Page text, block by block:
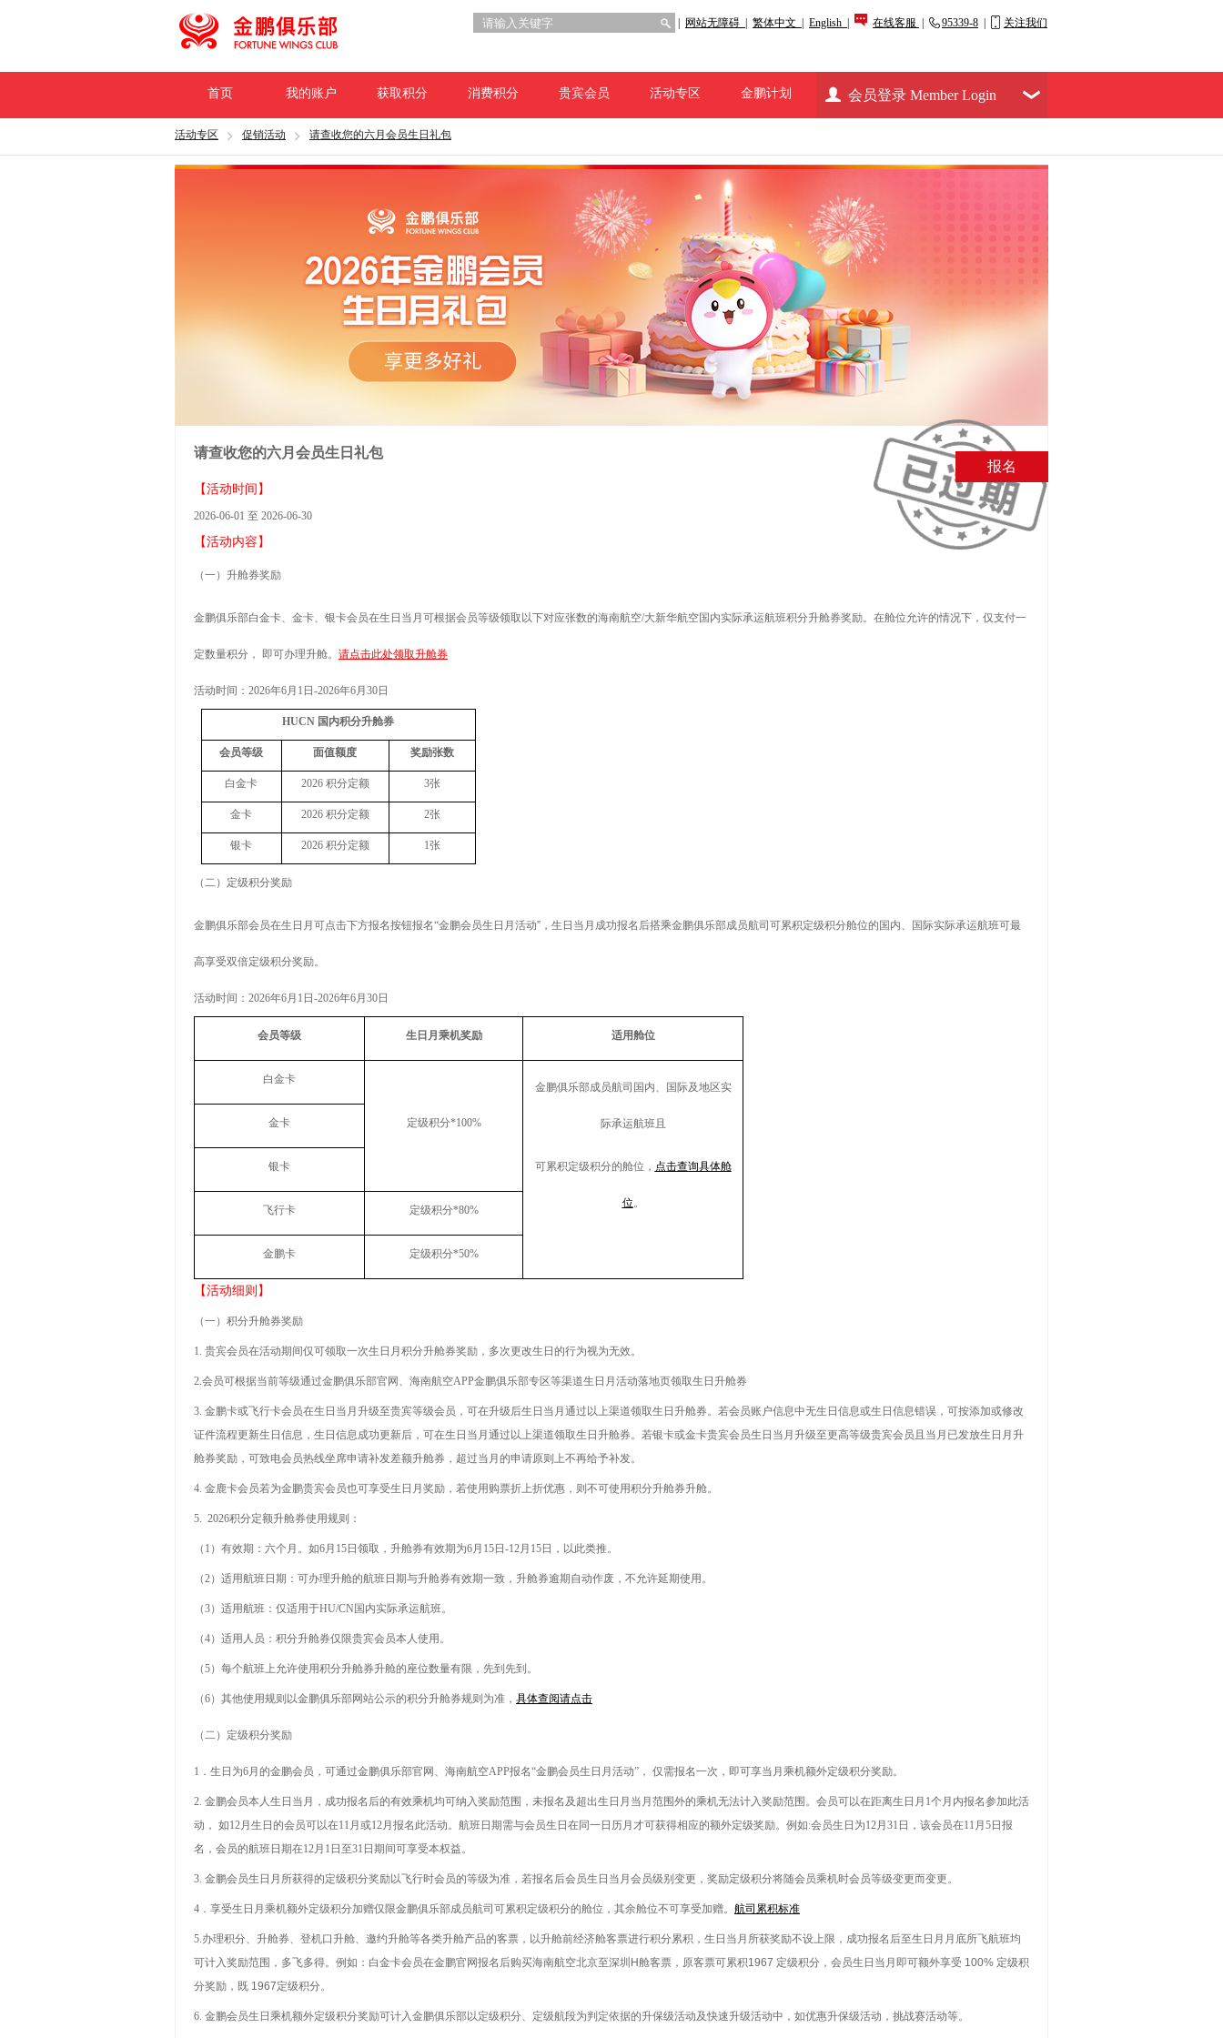
网站无障碍 | 繁体中文 | English | 在线客服 95339-8 关注我们
首页 我的账户 获取积分 消费积分 贵宾会员 活动专区 金鹏计划 会员登录 Member Login
活动专区 促销活动 请查收您的六月会员生日礼包
请查收您的六月会员生日礼包
【活动时间】
2026-06-01 至 2026-06-30
【活动内容】
（一）升舱券奖励
金鹏俱乐部白金卡、金卡、银卡会员在生日当月可根据会员等级领取 以下对应张数的海南航空/大新华航空国内实际承运航班积分升舱券奖励。在舱位允许的情况下，仅支付一
定数量积分， 即可办理升舱。 请点击此处领取升舱券
活动时间： 2026年6月 1 日 -2026年6月 30日
HUCN 国内积分升舱券
会员等级 面值额度 奖励张数
白金卡 2026 积分定额 3张
金卡 2026 积分定额 2张
银卡 2026 积分定额 1张
（二）定级积分奖励
金鹏俱乐部会员在生日月可点击下方报名按钮报名“金鹏会员生日月活动”，生日当月成功报名后搭乘金鹏俱乐部成员航司可累积定级积分舱位的国内、国际实际承运航班可最
高享受双倍定级积分奖励。
活动时间： 2026年6月 1 日 -2026年6月 30日
会员等级 生日月乘机奖励 适用舱位
白金卡
定级积分*100%
金鹏俱乐部成员航司国内、国际及地区实
际承运航班且
可累积定级积分的舱位， 点击查询具体舱
位。
金卡
银卡
飞行卡 定级积分*80%
金鹏卡 定级积分*50%
【活动细则】
（一）积分升舱券奖励
1. 贵宾会员在活动期间仅可领取一次生日月积分升舱券奖励，多次更改生日的行为视为无效。
2.会员可根据当前等级通过金鹏俱乐部官网、海南航空APP金鹏俱乐部专区等渠道生日月活动落地页领取生日升舱券
3. 金鹏卡或飞行卡会员在生日当月升级至贵宾等级会员，可在升级后生日当月通过以上渠道领取生日升舱券。若会员账户信息中无生日信息或生日信息错误，可按添加或修改
证件流程更新生日信息，生日信息成功更新后，可在生日当月通过以上渠道领取生日升舱券。若银卡或金卡贵宾会员生日当月升级至更高等级贵宾会员且当月已发放生日月升
舱券奖励，可致电会员热线坐席申请补发差额升舱券，超过当月的申请原则上不再给予补发。
4. 金鹿卡会员若为金鹏贵宾会员也可享受生日月奖励，若使用购票折上折优惠，则不可使用积分升舱券升舱。
5. 2026积分定额升舱券使用规则：
（ 1 ）有效期：六个月。如6月 15日领取，升舱券有效期为6月 15日 -12月 15日，以此类推。
（2）适用航班日期：可办理升舱的航班日期与升舱券有效期一致，升舱券逾期自动作废，不允许延期使用。
（3）适用航班：仅适用于HU/CN 国内实际承运航班。
（4）适用人员：积分升舱券仅限贵宾会员本人使用。
（5）每个航班上允许使用积分升舱券升舱的座位数量有限，先到先到。
（6）其他使用规则以金鹏俱乐部网站公示的积分升舱券规则为准， 具体查阅请点击
（二）定级积分奖励
1 ．生日为6月的金鹏会员，可通过金鹏俱乐部官网、海南航空APP报名“金鹏会员生日月活动”， 仅需报名一次，即可享当月乘机额外定级积分奖励。
2. 金鹏会员本人生日当月，成功报名后的有效乘机均可纳入奖励范围，未报名及超出生日月当月范围外的乘机无法计入奖励范围。会员可以在距离生日月 1个月内报名参加此活
动， 如12月生日的会员可以在11 月或12月报名此活动。航班日期需与会员生日在同一日历月才可获得相应的额外定级奖励。例如:会员生日为12月 31 日，该会员在11 月 5日报
名，会员的航班日期在12月 1 日至31 日期间可享受本权益。
3. 金鹏会员生日月所获得的定级积分奖励以飞行时会员的等级为准，若报名后会员生日当月会员级别变更，奖励定级积分将随会员乘机时会员等级变更而变更。
4 ．享受生日月乘机额外定级积分加赠仅限金鹏俱乐部成员航司可累积定级积分的舱位，其余舱位不可享受加赠。 航司累积标准
5.办理积分、升舱券、登机口升舱、邀约升舱等各类升舱产品的客票，以升舱前经济舱客票进行积分累积，生日当月所获奖励不设上限，成功报名后至生日月月底所飞航班均
可计入奖励范围，多飞多得。例如：白金卡会员在金鹏官网报名后购买海南航空北京至深圳 H舱客票，原客票可累积1967 定级积分，会员生日当月即可额外享受 100% 定级积
分奖励，既 1967定级积分。
6. 金鹏会员生日乘机额外定级积分奖励可计入金鹏俱乐部以定级积分、定级航段为判定依据的升保级活动及快速升级活动中，如优惠升保级活动，挑战赛活动等。